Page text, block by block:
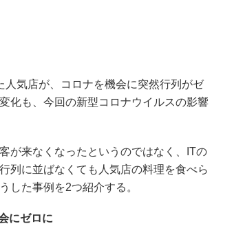
人気店が、コロナを機会に突然行列がゼ
も、今回の新型コロナウイルスの影響
が来なくなったというのではなく、ITの
列に並ばなくても人気店の料理を食べら
した事例を2つ紹介する。
にゼロに